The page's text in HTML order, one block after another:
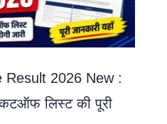
Result 2026 New :
लिस्ट की पूरी